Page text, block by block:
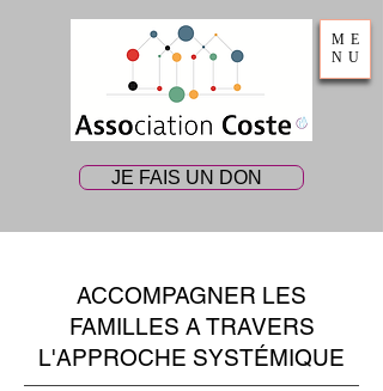
ME
NU
JE FAIS UN DON
ACCOMPAGNER LES
FAMILLES A TRAVERS
L'APPROCHE SYSTÉMIQUE